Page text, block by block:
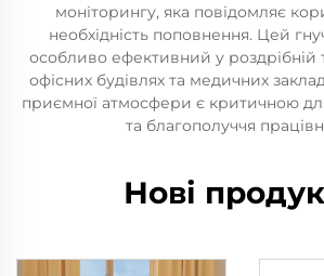
моніторингу, яка повідомляє
необхідність поповнення. Цей
особливо ефективний у роздрібній
офісних будівлях та медичних
приємної атмосфери є критичною для
та благополуччя
Нові